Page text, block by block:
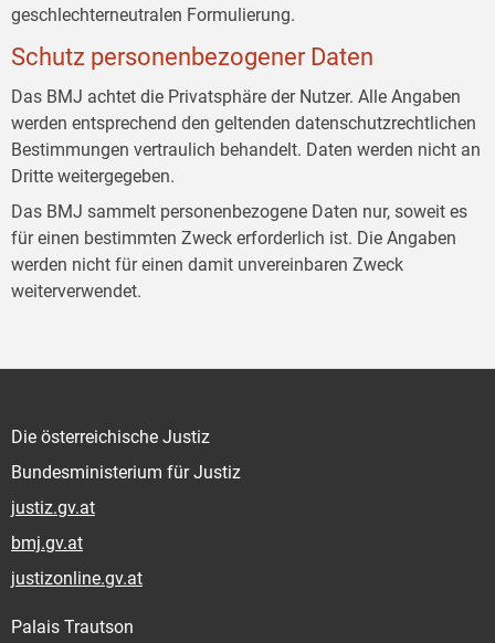
geschlechterneutralen Formulierung.
Schutz personenbezogener Daten
Das BMJ achtet die Privatsphäre der Nutzer. Alle Angaben
werden entsprechend den geltenden datenschutzrechtlichen
Bestimmungen vertraulich behandelt. Daten werden nicht an
Dritte weitergegeben.
Das BMJ sammelt personenbezogene Daten nur, soweit es
für einen bestimmten Zweck erforderlich ist. Die Angaben
werden nicht für einen damit unvereinbaren Zweck
weiterverwendet.
Die österreichische Justiz
Bundesministerium für Justiz
justiz.gv.at
bmj.gv.at
justizonline.gv.at
Palais Trautson